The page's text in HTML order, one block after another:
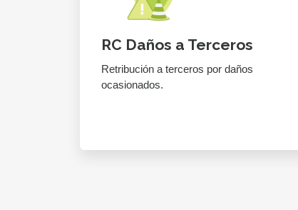
RC Daños a Terceros
Retribución a terceros por daños
ocasionados.